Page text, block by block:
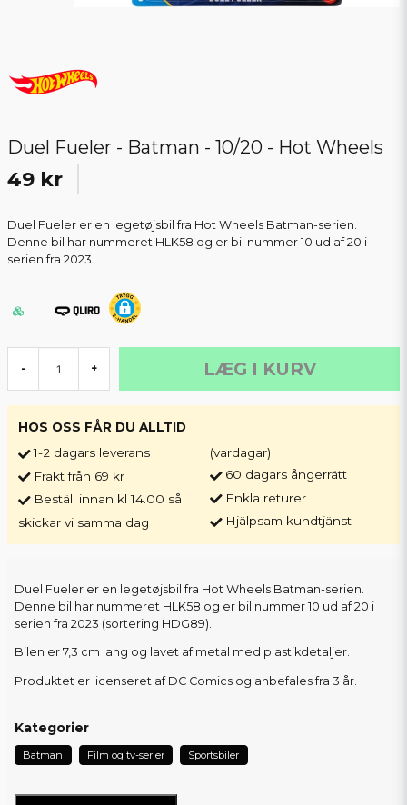
Duel Fueler - Batman - 10/20 - Hot Wheels
49 kr
Duel Fueler er en legetøjsbil fra Hot Wheels Batman-serien.
Denne bil har nummeret HLK58 og er bil nummer 10 ud af 20 i
serien fra 2023.
- + LÆG I KURV
HOS OSS FÅR DU ALLTID
1-2 dagars leverans
Frakt från 69 kr
Beställ innan kl 14.00 så
skickar vi samma dag
(vardagar)
60 dagars ångerrätt
Enkla returer
Hjälpsam kundtjänst
Duel Fueler er en legetøjsbil fra Hot Wheels Batman-serien.
Denne bil har nummeret HLK58 og er bil nummer 10 ud af 20 i
serien fra 2023 (sortering HDG89).
Bilen er 7,3 cm lang og lavet af metal med plastikdetaljer.
Produktet er licenseret af DC Comics og anbefales fra 3 år.
Kategorier
Batman Film og tv-serier Sportsbiler